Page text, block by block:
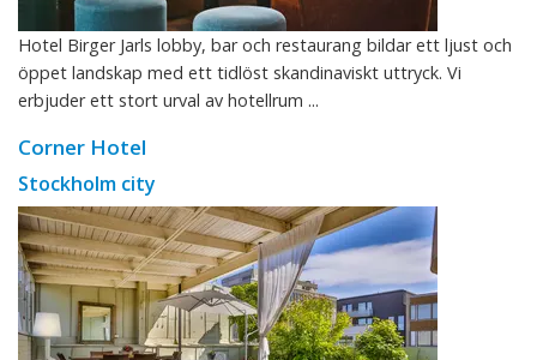
Hotel Birger Jarls lobby, bar och restaurang bildar ett ljust och
öppet landskap med ett tidlöst skandinaviskt uttryck. Vi
erbjuder ett stort urval av hotellrum ...
Corner Hotel
Stockholm city